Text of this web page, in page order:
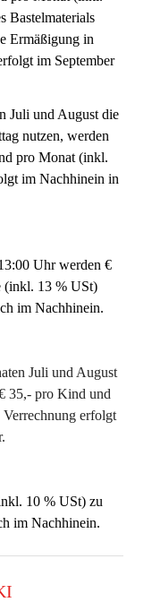
Bastelmaterials
Ermäßigung in
im September
Juli und August die
nutzen, werden
pro Monat (inkl.
im Nachhinein in
Uhr werden €
(inkl. 13 % USt)
im Nachhinein.
Juli und August
35,- pro Kind und
erfolgt
10 % USt) zu
im Nachhinein.